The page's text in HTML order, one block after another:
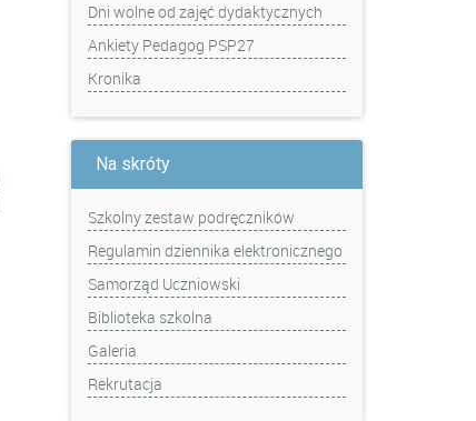
Dni wolne od zajęć dydaktycznych
Ankiety Pedagog PSP27
Kronika
Na skróty
Szkolny zestaw podręczników
Regulamin dziennika elektronicznego
Samorząd Uczniowski
Biblioteka szkolna
Galeria
Rekrutacja